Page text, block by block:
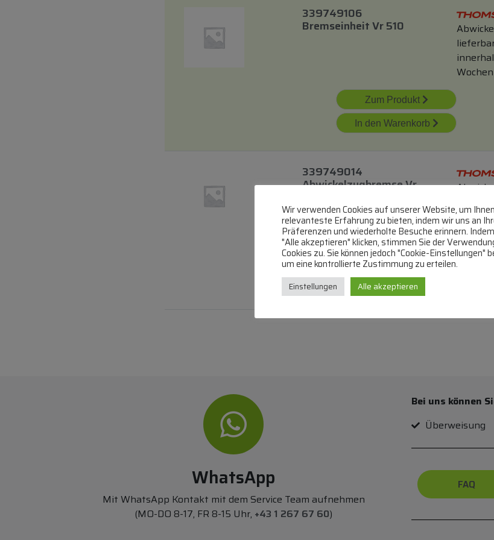
339749106
Bremseinheit Vr 510
Wochen
Zum Produkt
In den Warenkorb
339749014
Abwickelzugbremse Vr
Wochen
Zum Produkt
In den Warenkorb
WhatsApp
Mit WhatsApp Kontakt mit dem Service Team aufnehmen
(MO-DO 8-17, FR 8-15 Uhr, +43 1 267 67 60)
Bei uns können
Überweisung
FAQ
Wir verwenden Cookies auf unserer Website, um
relevanteste Erfahrung zu bieten, indem wir uns an
Präferenzen und wiederholte Besuche erinnern.
"Alle akzeptieren" klicken, stimmen Sie der
Cookies zu. Sie können jedoch "Cookie-Einstellungen"
um eine kontrollierte Zustimmung zu erteilen.
Einstellungen Alle akzeptieren